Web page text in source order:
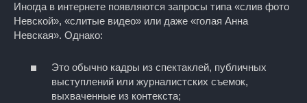
Иногда в интернете появляются запросы типа «слив фото
Невской», «слитые видео» или даже «голая Анна
Невская». Однако:
Это обычно кадры из спектаклей, публичных
выступлений или журналистских съемок,
выхваченные из контекста;